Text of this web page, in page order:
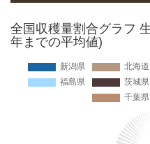
全国収穫量割合グラフ
年までの平均値)